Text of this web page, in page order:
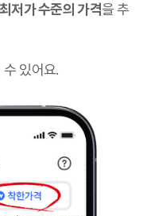
저가 수준의 가격을 추
있어요.